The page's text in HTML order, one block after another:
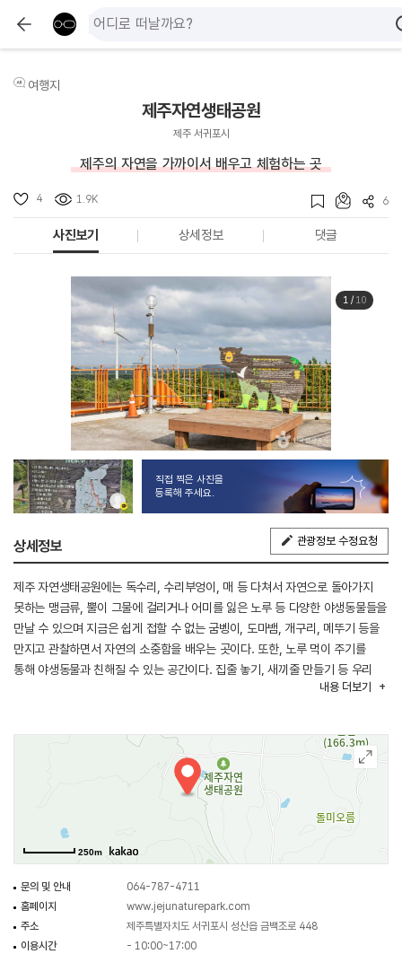
여행지
제주자연생태공원
제주 서귀포시
제주의 자연을 가까이서 배우고 체험하는 곳
4 1.9K 6
사진보기 상세정보 댓글
1/ 10
직접 찍은 사진을
등록해 주세요.
상세정보 관광정보 수정요청
제주 자연생태공원에는 독수리, 수리부엉이, 매 등 다쳐서 자연으로 돌아가지
못하는 맹금류, 뿔이 그물에 걸리거나 어미를 잃은 노루 등 다양한 야생동물들을
만날 수 있으며 지금은 쉽게 접할 수 없는 굼벵이, 도마뱀, 개구리, 메뚜기 등을
만지고 관찰하면서 자연의 소중함을 배우는 곳이다. 또한, 노루 먹이 주기를
통해 야생동물과 친해질 수 있는 공간이다. 집줄 놓기, 새끼줄 만들기 등 우리
조상의 생활사를 체험하고 편백 열매로 만든 팔찌, 도토리 팽이 등 다양한 자연
있다. 제주자연생태공원 내에 있는 궁대오름은 나지막한 오름으로 걸으면서
건강과 심신의 안정을 취할 수 있다.
내용 더보기
250m
문의 및 안내
064-787-4711
홈페이지
www.jejunaturepark.com
주소
제주특별자치도 서귀포시 성산읍 금백조로 448
이용시간
- 10:00~17:00